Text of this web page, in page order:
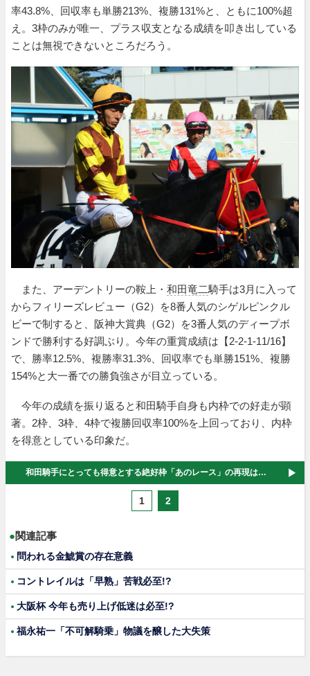
率43.8%、回収率も単勝213%、複勝131%と、ともに100%超
え。3枠のみが唯一、プラス収支となる成績を叩き出している
ことは無視できないところだろう。
また、アーデントリーの鞍上・ 和田竜二騎手は3月に入って
からフィリーズレビュー（G2）を8番人気のシゲルピンクル
ビーで制すると、阪神大賞典（G2）を3番人気のディープボ
ンドで勝利する好調ぶり。今年の重賞成績は【2-2-1-11/16】
で、勝率12.5%、複勝率31.3%、回収率でも単勝151%、複勝
154%と大一番での勝負強さが目立っている。
今年の成績を振り返ると和田騎手自身も内枠での好走が顕
著。2枠、3枠、4枠で複勝回収率100%を上回っており、内枠
を得意としている印象だ。
和田騎手にとっても得意とする絶好枠「あのレース」の再現は…
1 2
●関連記事
問われる金鯱賞の存在意義
コントレイルは「早熟」苦戦必至!?
大阪杯 今年も売り上げ低迷は必至!?
福永祐一「不可解騎乗」物議を醸した大失策